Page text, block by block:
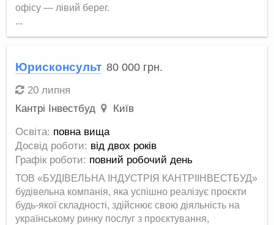
офісу — лівий берег.
...
Юрисконсульт 80 000 грн.
20 липня
Кантрі Інвестбуд
Київ
Освіта: повна вища
Досвід роботи: від двох років
Графік роботи: повний робочий день
ТОВ «БУДІВЕЛЬНА ІНДУСТРІЯ КАНТРІІНВЕСТБУД»
будівельна компанія, яка успішно реалізує проєкти
будь-якої складності, здійснює свою діяльність на
українському ринку послуг з проєктування,